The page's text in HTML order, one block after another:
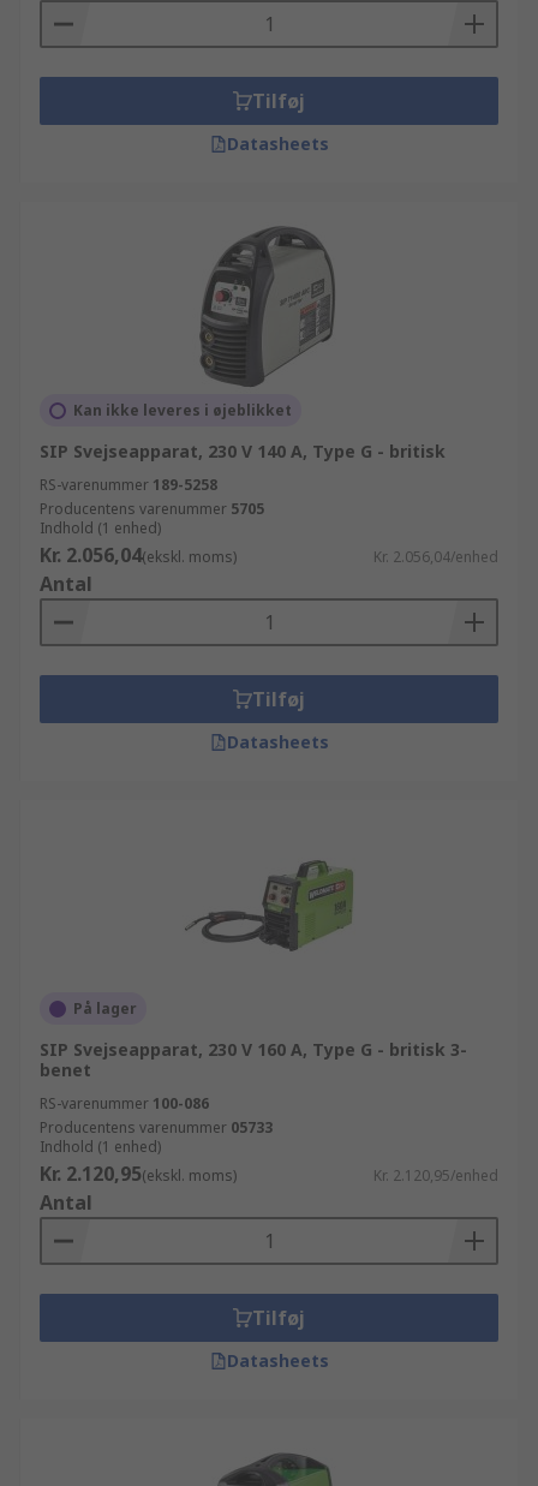
Tilføj
Datasheets
Kan ikke leveres i øjeblikket
SIP Svejseapparat, 230 V 140 A, Type G - britisk
RS-varenummer 189-5258
Producentens varenummer 5705
Indhold (1 enhed)
Kr. 2.056,04(ekskl. moms) Kr. 2.056,04/enhed
Antal
Tilføj
Datasheets
På lager
SIP Svejseapparat, 230 V 160 A, Type G - britisk 3-
benet
RS-varenummer 100-086
Producentens varenummer 05733
Indhold (1 enhed)
Kr. 2.120,95(ekskl. moms) Kr. 2.120,95/enhed
Antal
Tilføj
Datasheets